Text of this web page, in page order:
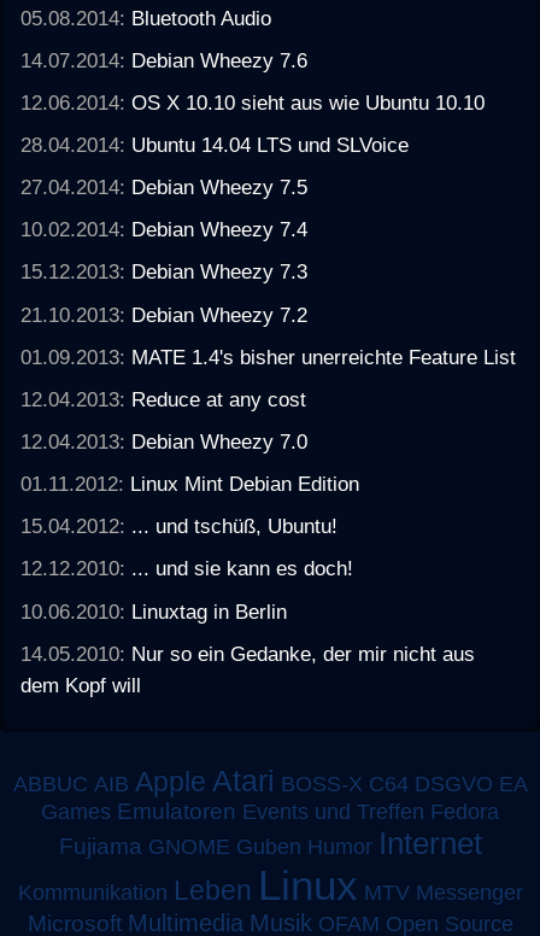
05.08.2014: Bluetooth Audio
14.07.2014: Debian Wheezy 7.6
12.06.2014:OS X 10.10 sieht aus wie Ubuntu 10.10
28.04.2014: Ubuntu 14.04 LTS und SLVoice
27.04.2014: Debian Wheezy 7.5
10.02.2014: Debian Wheezy 7.4
15.12.2013: Debian Wheezy 7.3
21.10.2013: Debian Wheezy 7.2
01.09.2013: MATE 1.4's bisher unerreichte Feature List
12.04.2013: Reduce at any cost
12.04.2013: Debian Wheezy 7.0
01.11.2012: Linux Mint Debian Edition
15.04.2012: ... und tschüß, Ubuntu!
12.12.2010: ... und sie kann es doch!
10.06.2010: Linuxtag in Berlin
14.05.2010: Nur so ein Gedanke, der mir nicht aus
dem Kopf will
ABBUC AIB Apple Atari BOSS-X C64 DSGVO EA
Games Emulatoren Events und Treffen Fedora
Fujiama GNOME Guben Humor Internet
Kommunikation Leben Linux MTV Messenger
Microsoft Multimedia Musik OFAM Open Source